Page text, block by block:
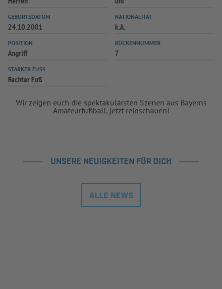
GEBURTSDATUM
24.10.2001
NATIONALITÄT
k.A.
POSITION
Angriff
RÜCKENNUMMER
7
STARKER FUSS
Rechter Fuß
Wir zeigen euch die spektakulärsten Szenen aus Bayerns
Amateurfußball, jetzt reinschauen!
UNSERE NEUIGKEITEN FÜR DICH
ALLE NEWS